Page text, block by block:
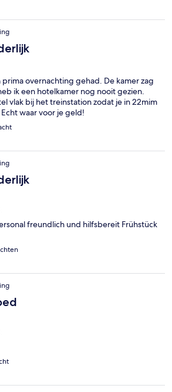
overnachting gehad. De kamer zag
ik een hotelkamer nog nooit gezien.
vlak bij het treinstation zodat je in 22mim
waar voor je geld!
freundlich und hilfsbereit Frühstück